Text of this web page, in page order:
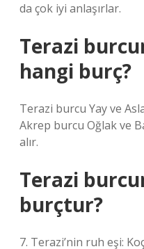
da çok iyi anlaşırlar.
Terazi
hangi burç?
Terazi burcu Yay ve
Akrep burcu Oğlak ve
alır.
Terazi
burçtur?
7. Terazi’nin ruh eşi: